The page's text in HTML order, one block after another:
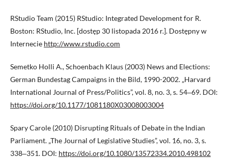
RStudio Team (2015) RStudio: Integrated Development for R.
Boston: RStudio, Inc. [dostęp 30 listopada 2016 r.]. Dostępny w
Internecie http://www.rstudio.com
Semetko Holli A., Schoenbach Klaus (2003) News and Elections:
German Bundestag Campaigns in the Bild, 1990-2002. „Harvard
International Journal of Press/Politics”, vol. 8, no. 3, s. 54‒69. DOI:
https://doi.org/10.1177/1081180X03008003004
Spary Carole (2010) Disrupting Rituals of Debate in the Indian
Parliament. „The Journal of Legislative Studies”, vol. 16, no. 3, s.
338‒351. DOI: https://doi.org/10.1080/13572334.2010.498102